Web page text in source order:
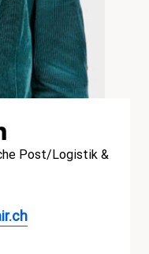
Post/Logistik &